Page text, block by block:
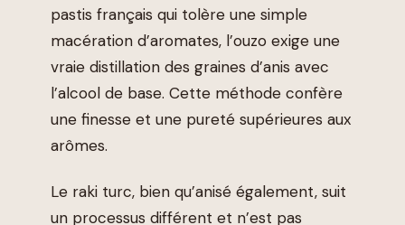
pastis français qui tolère une simple
macération d’aromates, l’ouzo exige une
vraie distillation des graines d’anis avec
l’alcool de base. Cette méthode confère
une finesse et une pureté supérieures aux
arômes.
Le raki turc, bien qu’anisé également, suit
un processus différent et n’est pas